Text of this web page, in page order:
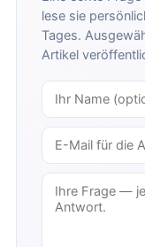
lese sie
Tages.
Artikel